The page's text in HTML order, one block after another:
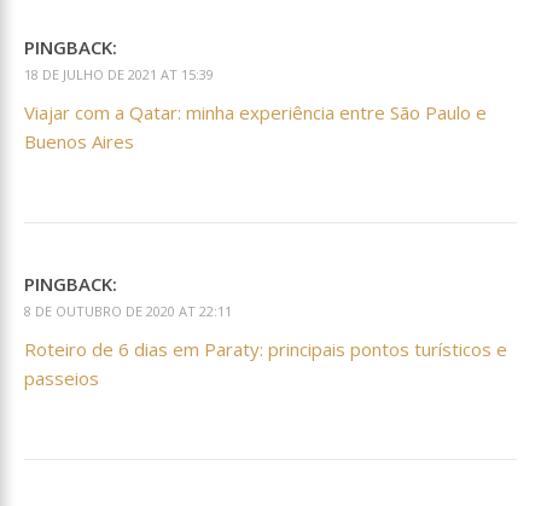
PINGBACK:
18 DE JULHO DE 2021 AT 15:39
Viajar com a Qatar: minha experiência entre São Paulo e
Buenos Aires
PINGBACK:
8 DE OUTUBRO DE 2020 AT 22:11
Roteiro de 6 dias em Paraty: principais pontos turísticos e
passeios